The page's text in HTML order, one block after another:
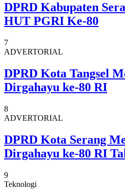
DPRD Kabupaten
HUT PGRI Ke-80
7
ADVERTORIAL
DPRD Kota Tangsel
Dirgahayu ke-80 RI
8
ADVERTORIAL
DPRD Kota Serang
Dirgahayu ke-80 RI
9
Teknologi